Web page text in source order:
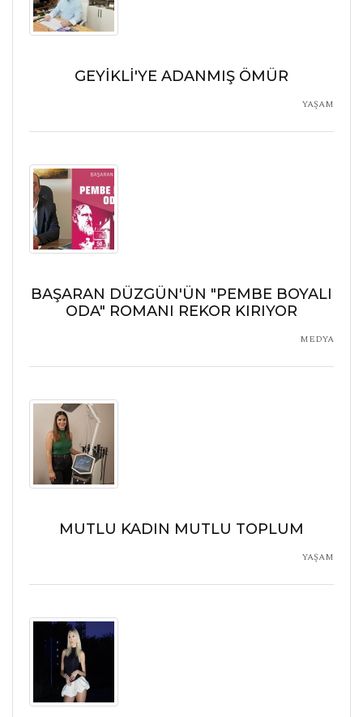
GEYİKLİ'YE ADANMIŞ ÖMÜR
YAŞAM
BAŞARAN DÜZGÜN'ÜN "PEMBE BOYALI
ODA" ROMANI REKOR KIRIYOR
MEDYA
MUTLU KADIN MUTLU TOPLUM
YAŞAM